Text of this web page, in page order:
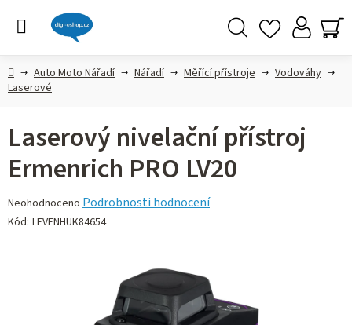
DomůAuto Moto Nářadí Nářadí Měřící přístroje
Vodováhy
Laserové
Laserový nivelační přístroj
Ermenrich PRO LV20
Průměrné
hodnocení
Neohodnoceno Podrobnosti hodnocení
Kód: LEVENHUK84654